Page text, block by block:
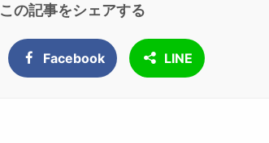
この記事をシェアする
Facebook LINE